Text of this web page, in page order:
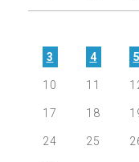
3 4 5
10 11
17 18
24 25